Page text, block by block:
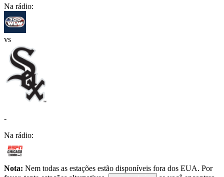
Na rádio:
vs
-
Na rádio:
Nota: Nem todas as estações estão disponíveis fora dos EUA. Por